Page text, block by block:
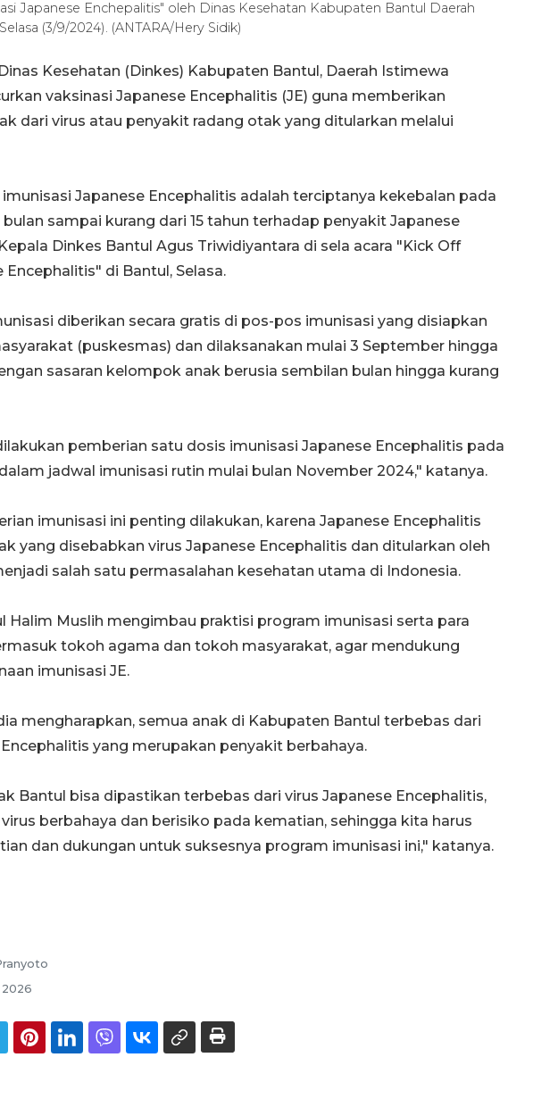
Japanese Enchepalitis" oleh Dinas Kesehatan Kabupaten Bantul Daerah
(3/9/2024). (ANTARA/Hery Sidik)
Kesehatan (Dinkes) Kabupaten Bantul, Daerah Istimewa
vaksinasi Japanese Encephalitis (JE) guna memberikan
dari virus atau penyakit radang otak yang ditularkan melalui
Japanese Encephalitis adalah terciptanya kekebalan pada
sampai kurang dari 15 tahun terhadap penyakit Japanese
Dinkes Bantul Agus Triwidiyantara di sela acara "Kick Off
Encephalitis" di Bantul, Selasa.
diberikan secara gratis di pos-pos imunisasi yang disiapkan
(puskesmas) dan dilaksanakan mulai 3 September hingga
sasaran kelompok anak berusia sembilan bulan hingga kurang
pemberian satu dosis imunisasi Japanese Encephalitis pada
jadwal imunisasi rutin mulai bulan November 2024," katanya.
imunisasi ini penting dilakukan, karena Japanese Encephalitis
yang disebabkan virus Japanese Encephalitis dan ditularkan oleh
salah satu permasalahan kesehatan utama di Indonesia.
Halim Muslih mengimbau praktisi program imunisasi serta para
tokoh agama dan tokoh masyarakat, agar mendukung
imunisasi JE.
mengharapkan, semua anak di Kabupaten Bantul terbebas dari
yang merupakan penyakit berbahaya.
Bantul bisa dipastikan terbebas dari virus Japanese Encephalitis,
berbahaya dan berisiko pada kematian, sehingga kita harus
dan dukungan untuk suksesnya program imunisasi ini," katanya.
2026